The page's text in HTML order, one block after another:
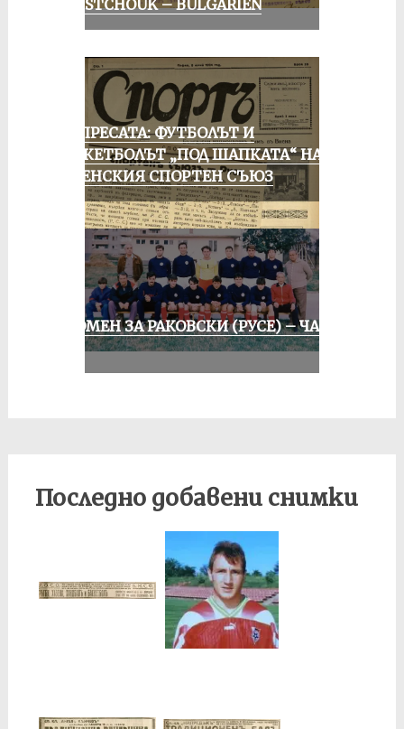
ROUSTCHOUK – BULGARIEN
ОТ ПРЕСАТА: ФУТБОЛЪТ И
БАСКЕТБОЛЪТ „ПОД ШАПКАТА“ НА
РУСЕНСКИЯ СПОРТЕН СЪЮЗ
СПОМЕН ЗА РАКОВСКИ (РУСЕ) – ЧАСТ
Последно добавени снимки